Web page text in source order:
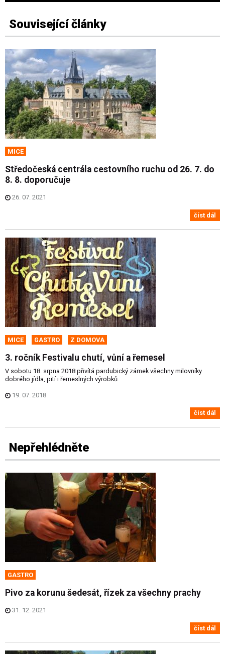
Související články
MICE
Středočeská centrála cestovního ruchu od 26. 7. do
8. 8. doporučuje
26. 07. 2021
číst dál
MICE GASTRO Z DOMOVA
3. ročník Festivalu chutí, vůní a řemesel
V sobotu 18. srpna 2018 přivítá pardubický zámek všechny milovníky
dobrého jídla, pití i řemeslných výrobků.
19. 07. 2018
číst dál
Nepřehlédněte
GASTRO
Pivo za korunu šedesát, řízek za všechny prachy
31. 12. 2021
číst dál